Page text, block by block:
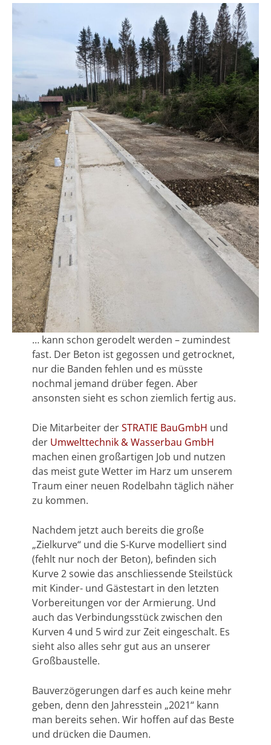
… kann schon gerodelt werden – zumindest
fast. Der Beton ist gegossen und getrocknet,
nur die Banden fehlen und es müsste
nochmal jemand drüber fegen. Aber
ansonsten sieht es schon ziemlich fertig aus.
Die Mitarbeiter derSTRATIE BauGmbH und
der Umwelttechnik & Wasserbau GmbH
machen einen großartigen Job und nutzen
das meist gute Wetter im Harz um unserem
Traum einer neuen Rodelbahn täglich näher
zu kommen.
Nachdem jetzt auch bereits die große
„Zielkurve“ und die S-Kurve modelliert sind
(fehlt nur noch der Beton), befinden sich
Kurve 2 sowie das anschliessende Steilstück
mit Kinder- und Gästestart in den letzten
Vorbereitungen vor der Armierung. Und
auch das Verbindungsstück zwischen den
Kurven 4 und 5 wird zur Zeit eingeschalt. Es
sieht also alles sehr gut aus an unserer
Großbaustelle.
Bauverzögerungen darf es auch keine mehr
geben, denn den Jahresstein „2021“ kann
man bereits sehen. Wir hoffen auf das Beste
und drücken die Daumen.